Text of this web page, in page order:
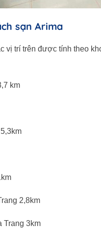
sạn Arima
vị trí trên được tính theo
km
2,8km
Trang 3km